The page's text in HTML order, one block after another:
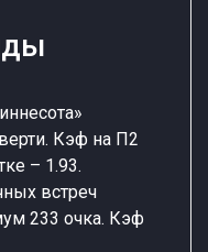
Кэф на П2
– 1.93.
встреч
233 очка. Кэф